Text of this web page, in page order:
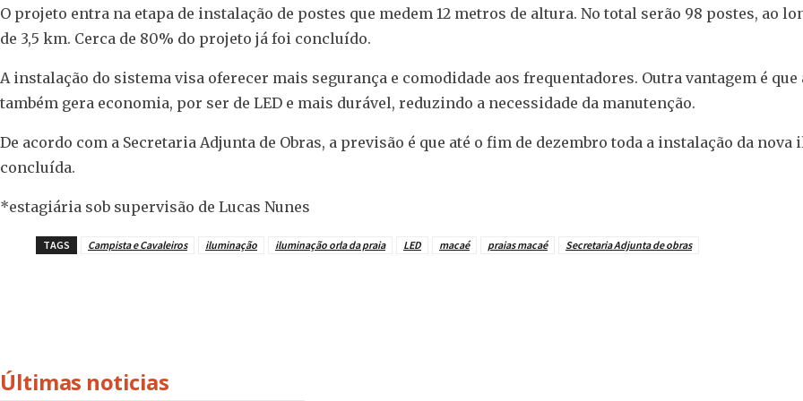
O projeto entra na etapa de instalação de postes que medem 12 metros de altura. No total serão 98 postes, ao
de 3,5 km. Cerca de 80% do projeto já foi concluído.
A instalação do sistema visa oferecer mais segurança e comodidade aos frequentadores. Outra vantagem é
também gera economia, por ser de LED e mais durável, reduzindo a necessidade da manutenção.
De acordo com a Secretaria Adjunta de Obras, a previsão é que até o fim de dezembro toda a instalação da nova
concluída.
*estagiária sob supervisão de Lucas Nunes
TAGS Campista e Cavaleiros iluminação iluminação orla da praia LED macaé praias macaé Secretaria Adjunta de obras
Últimas noticias